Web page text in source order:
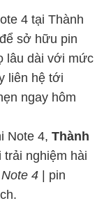
4 tại Thành
sở hữu pin
lâu dài với mức
liên hệ tới
ngay hôm
Note 4, Thành
trải nghiệm hài
4 | pin